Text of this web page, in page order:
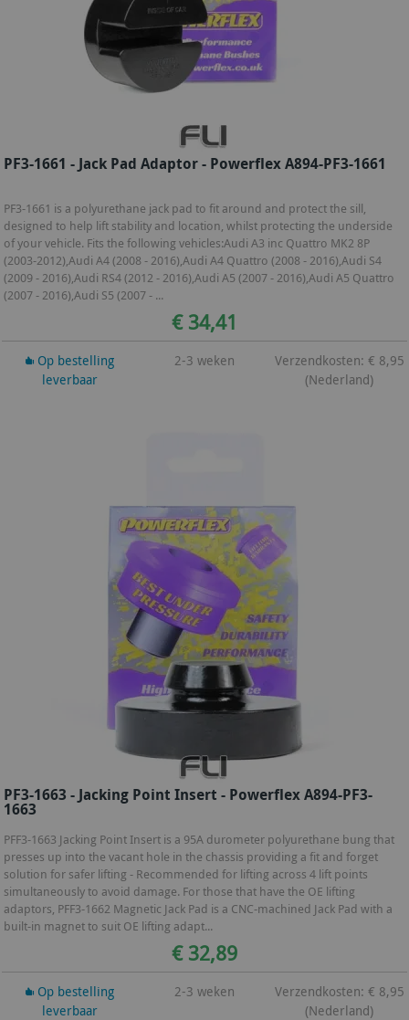
PF3-1661 - Jack Pad Adaptor - Powerflex A894-PF3-1661
PF3-1661 is a polyurethane jack pad to fit around and protect the sill,
designed to help lift stability and location, whilst protecting the underside
of your vehicle. Fits the following vehicles:Audi A3 inc Quattro MK2 8P
(2003-2012),Audi A4 (2008 - 2016),Audi A4 Quattro (2008 - 2016),Audi S4
(2009 - 2016),Audi RS4 (2012 - 2016),Audi A5 (2007 - 2016),Audi A5 Quattro
(2007 - 2016),Audi S5 (2007 - ...
€ 34,41
Op bestelling
leverbaar
2-3 weken
Verzendkosten: € 8,95
(Nederland)
PF3-1663 - Jacking Point Insert - Powerflex A894-PF3-
1663
PFF3-1663 Jacking Point Insert is a 95A durometer polyurethane bung that
presses up into the vacant hole in the chassis providing a fit and forget
solution for safer lifting - Recommended for lifting across 4 lift points
simultaneously to avoid damage. For those that have the OE lifting
adaptors, PFF3-1662 Magnetic Jack Pad is a CNC-machined Jack Pad with a
built-in magnet to suit OE lifting adapt...
€ 32,89
Op bestelling
leverbaar
2-3 weken
Verzendkosten: € 8,95
(Nederland)